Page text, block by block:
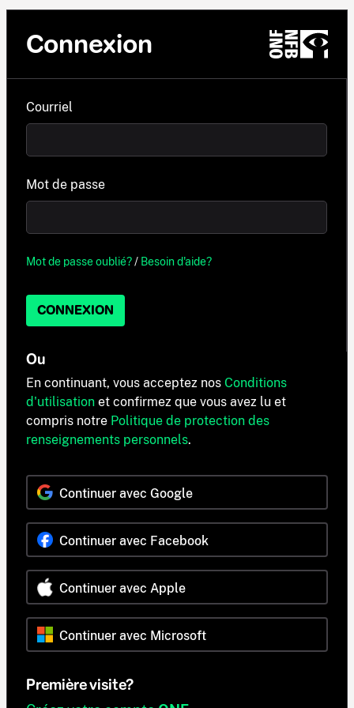
Connexion
Courriel
Mot de passe
Mot de passe oublié?/ Besoin d'aide?
CONNEXION
Ou
En continuant, vous acceptez nos Conditions
d'utilisation et confirmez que vous avez lu et
compris notre Politique de protection des
renseignements personnels.
Continuer avec Google
Continuer avec Facebook
Continuer avec Apple
Continuer avec Microsoft
Première visite?